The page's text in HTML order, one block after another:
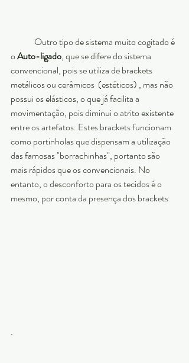
o Auto-ligado, que se difere do sistema
convencional, pois se utiliza de brackets
metálicos ou cerâmicos  (estéticos) , mas não
possui os elásticos, o que já facilita a
movimentação, pois diminui o atrito existente
entre os artefatos. Estes brackets funcionam
como portinholas que dispensam a utilização
das famosas "borrachinhas", portanto são
mais rápidos que os convencionais. No
entanto, o desconforto para os tecidos é o
mesmo, por conta da presença dos brackets
.